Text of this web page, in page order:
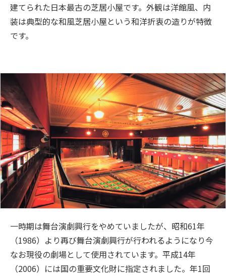
建てられた日本最古の芝居小屋です。外観は洋館風、内
装は典型的な和風芝居小屋という和洋折衷の造りが特徴
です。
一時期は舞台演劇興行をやめていましたが、昭和61年
（1986）より再び舞台演劇興行が行われるようになり今
なお現役の劇場として使用されています。平成14年
（2006）には国の重要文化財に指定されました。年1回